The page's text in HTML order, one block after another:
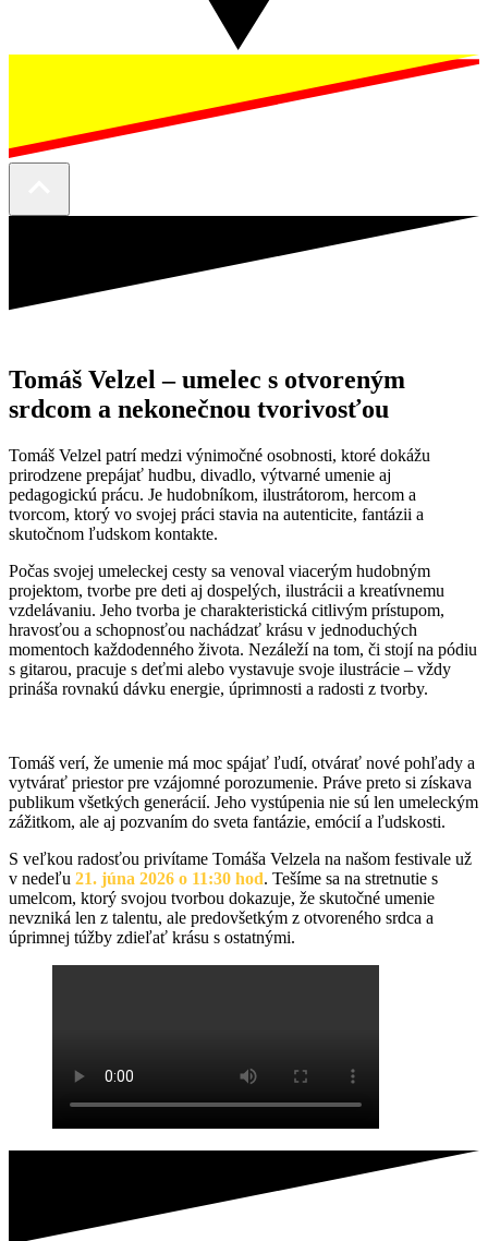
Tomáš Velzel – umelec s otvoreným
srdcom a nekonečnou tvorivosťou
Tomáš Velzel patrí medzi výnimočné osobnosti, ktoré dokážu
prirodzene prepájať hudbu, divadlo, výtvarné umenie aj
pedagogickú prácu. Je hudobníkom, ilustrátorom, hercom a
tvorcom, ktorý vo svojej práci stavia na autenticite, fantázii a
skutočnom ľudskom kontakte.
Počas svojej umeleckej cesty sa venoval viacerým hudobným
projektom, tvorbe pre deti aj dospelých, ilustrácii a kreatívnemu
vzdelávaniu. Jeho tvorba je charakteristická citlivým prístupom,
hravosťou a schopnosťou nachádzať krásu v jednoduchých
momentoch každodenného života. Nezáleží na tom, či stojí na pódiu
s gitarou, pracuje s deťmi alebo vystavuje svoje ilustrácie – vždy
prináša rovnakú dávku energie, úprimnosti a radosti z tvorby.
Tomáš verí, že umenie má moc spájať ľudí, otvárať nové pohľady a
vytvárať priestor pre vzájomné porozumenie. Práve preto si získava
publikum všetkých generácií. Jeho vystúpenia nie sú len umeleckým
zážitkom, ale aj pozvaním do sveta fantázie, emócií a ľudskosti.
S veľkou radosťou privítame Tomáša Velzela na našom festivale už
v nedeľu 21. júna 2026 o 11:30 hod. Tešíme sa na stretnutie s
umelcom, ktorý svojou tvorbou dokazuje, že skutočné umenie
nevzniká len z talentu, ale predovšetkým z otvoreného srdca a
úprimnej túžby zdieľať krásu s ostatnými.